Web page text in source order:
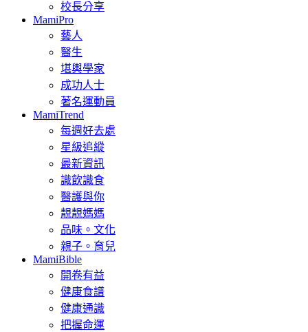
校長分享
MamiPro
藝人
醫生
堪輿學家
成功人士
著名運動員
MamiTrend
每週好去處
星級追縱
最新資訊
識飲識食
醫護與你
靚靚媽媽
品味。文化
親子。育兒
MamiBible
開卷有益
健康食譜
健康通識
把握命運